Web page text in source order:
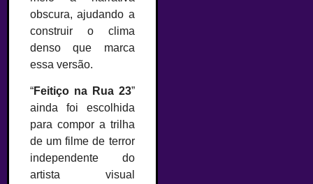
obscura, ajudando a
construir o clima
denso que marca
essa versão.
“Feitiço na Rua 23”
ainda foi escolhida
para compor a trilha
de um filme de terror
independente do
artista visual